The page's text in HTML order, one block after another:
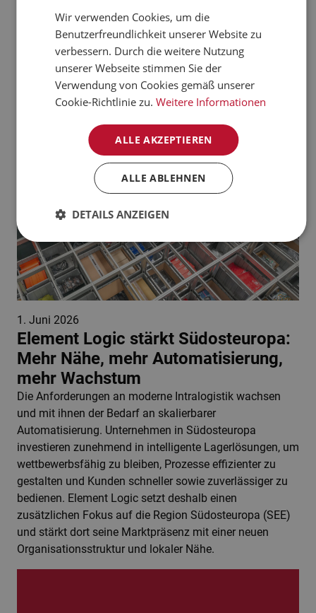
verarbeiten kann.
Jetzt mehr erfahren
Aktuelle News:
1. Juni 2026
Element Logic stärkt Südosteuropa:
Mehr Nähe, mehr Automatisierung,
mehr Wachstum
Die Anforderungen an moderne Intralogistik wachsen
und mit ihnen der Bedarf an skalierbarer
Automatisierung. Unternehmen in Südosteuropa
investieren zunehmend in intelligente Lagerlösungen, um
wettbewerbsfähig zu bleiben, Prozesse effizienter zu
gestalten und Kunden schneller sowie zuverlässiger zu
bedienen. Element Logic setzt deshalb einen
zusätzlichen Fokus auf die Region Südosteuropa (SEE)
und stärkt dort seine Marktpräsenz mit einer neuen
Organisationsstruktur und lokaler Nähe.
FRENCH
DANISH
POLISH
ITALIAN
ENGLISH
Wir verwenden Cookies, um die
Benutzerfreundlichkeit unserer Website zu
verbessern. Durch die weitere Nutzung
unserer Webseite stimmen Sie der
Verwendung von Cookies gemäß unserer
Cookie-Richtlinie zu. Weitere Informationen
ALLE AKZEPTIEREN
ALLE ABLEHNEN
DETAILS ANZEIGEN